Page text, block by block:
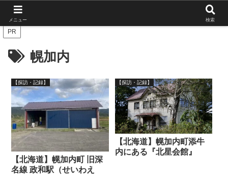
PR
幌加内
【探訪・記録】
【北海道】幌加内町 旧深
名線 政和駅（せいわえ
【探訪・記録】
【北海道】幌加内町添牛
内にある『北星会館』
メニュー 検索